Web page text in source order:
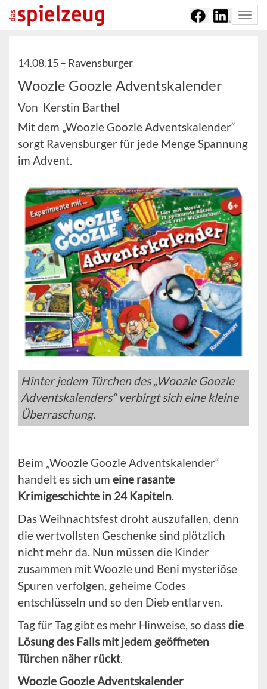
14.08.15 – Ravensburger
Woozle Goozle Adventskalender
Von Kerstin Barthel
Mit dem „Woozle Goozle Adventskalender“
sorgt Ravensburger für jede Menge Spannung
im Advent.
Hinter jedem Türchen des „Woozle Goozle
Adventskalenders“ verbirgt sich eine kleine
Überraschung.
Beim „Woozle Goozle Adventskalender“
handelt es sich um eine rasante
Krimigeschichte in 24 Kapiteln.
Das Weihnachtsfest droht auszufallen, denn
die wertvollsten Geschenke sind plötzlich
nicht mehr da. Nun müssen die Kinder
zusammen mit Woozle und Beni mysteriöse
Spuren verfolgen, geheime Codes
entschlüsseln und so den Dieb entlarven.
Tag für Tag gibt es mehr Hinweise, so dassdie
Lösung des Falls mit jedem geöffneten
Türchen näher rückt.
Woozle Goozle Adventskalender